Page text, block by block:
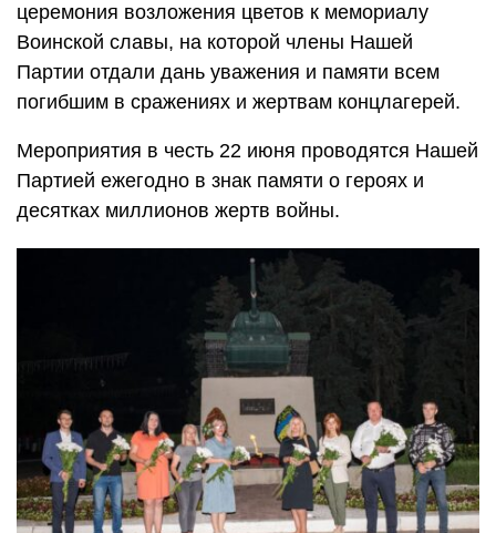
церемония возложения цветов к мемориалу
Воинской славы, на которой члены Нашей
Партии отдали дань уважения и памяти всем
погибшим в сражениях и жертвам концлагерей.
Мероприятия в честь 22 июня проводятся Нашей
Партией ежегодно в знак памяти о героях и
десятках миллионов жертв войны.